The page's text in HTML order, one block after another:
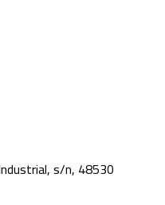
s/n, 48530